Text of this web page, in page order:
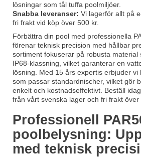
lösningar som tål tuffa poolmiljöer.
Snabba leveranser: Vi lagerför allt på
fri frakt vid köp över 500 kr.
Förbättra din pool med professionella
förenar teknisk precision med hållbar
sortiment fokuserar på robusta material
IP68-klassning, vilket garanterar en
lösning. Med 15 års expertis erbjuder vi
som passar standardnischer, vilket gör
enkelt och kostnadseffektivt. Beställ
från vårt svenska lager och fri frakt över
Professionell
poolbelysning:
med teknisk